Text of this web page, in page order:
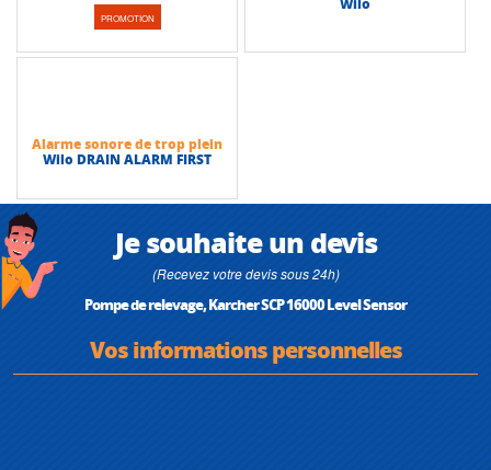
PROMOTION
Wilo
Alarme sonore de trop plein
Wilo DRAIN ALARM FIRST
Je souhaite un devis
(Recevez votre devis sous 24h)
Pompe de relevage, Karcher SCP 16000 Level Sensor
Vos informations personnelles